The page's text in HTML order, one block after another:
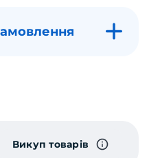
Викуп товарів